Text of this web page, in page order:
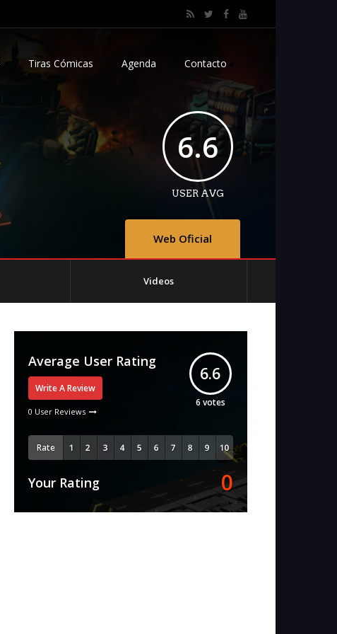
Tiras Cómicas Agenda Contacto
Web Oficial
6.6
USER AVG
Videos
Average User Rating
Write A Review
0 User Reviews
6.6
6 votes
Rate
Your Rating 0